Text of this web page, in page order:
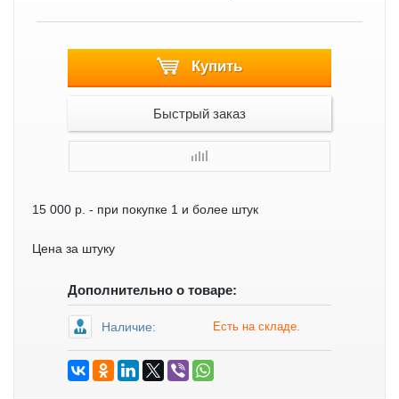
Купить
Быстрый заказ
15 000 р. - при покупке 1 и более штук
Цена за штуку
Дополнительно о товаре:
Наличие: Есть на складе.